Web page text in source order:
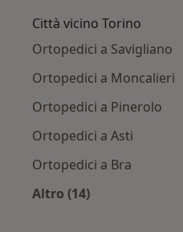
Città vicino Torino
Ortopedici a Savigliano
Ortopedici a Moncalieri
Ortopedici a Pinerolo
Ortopedici a Asti
Ortopedici a Bra
Altro (14)